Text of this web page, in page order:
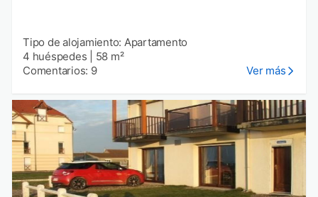
Tipo de alojamiento: Apartamento
4 huéspedes
58 m²
Comentarios: 9
Ver más